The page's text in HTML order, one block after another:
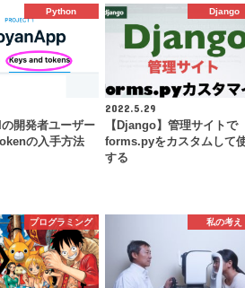
Python
開発者ユーザー
の入手方法
Django
2022.5.29
【Django】管理サイトで
forms.pyをカスタムして
する
プログラミング 私の考え